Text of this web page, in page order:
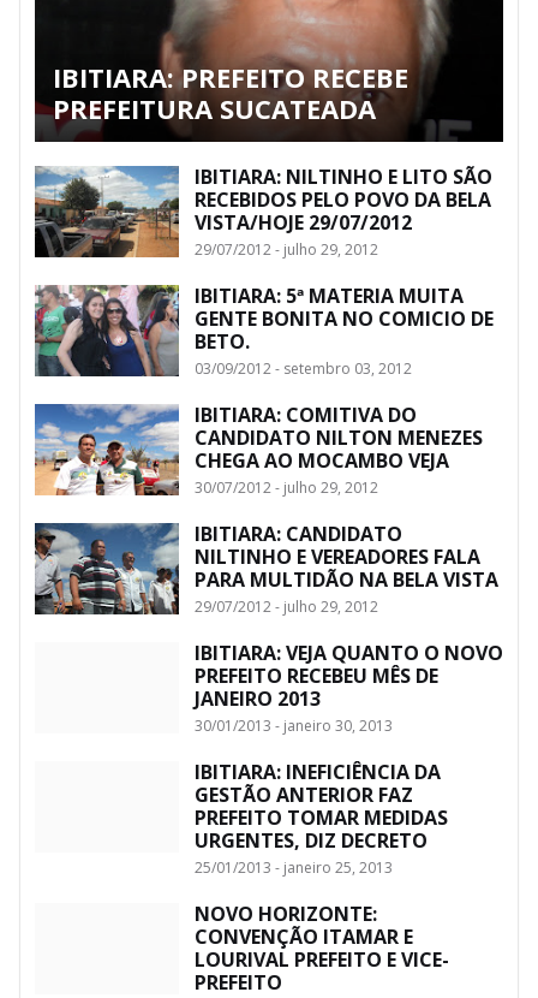
IBITIARA: PREFEITO RECEBE
PREFEITURA SUCATEADA
IBITIARA: NILTINHO E LITO SÃO
RECEBIDOS PELO POVO DA BELA
VISTA/HOJE 29/07/2012
29/07/2012 - julho 29, 2012
IBITIARA: 5ª MATERIA MUITA
GENTE BONITA NO COMICIO DE
BETO.
03/09/2012 - setembro 03, 2012
IBITIARA: COMITIVA DO
CANDIDATO NILTON MENEZES
CHEGA AO MOCAMBO VEJA
30/07/2012 - julho 29, 2012
IBITIARA: CANDIDATO
NILTINHO E VEREADORES FALA
PARA MULTIDÃO NA BELA VISTA
29/07/2012 - julho 29, 2012
IBITIARA: VEJA QUANTO O NOVO
PREFEITO RECEBEU MÊS DE
JANEIRO 2013
30/01/2013 - janeiro 30, 2013
IBITIARA: INEFICIÊNCIA DA
GESTÃO ANTERIOR FAZ
PREFEITO TOMAR MEDIDAS
URGENTES, DIZ DECRETO
25/01/2013 - janeiro 25, 2013
NOVO HORIZONTE:
CONVENÇÃO ITAMAR E
LOURIVAL PREFEITO E VICE-
PREFEITO